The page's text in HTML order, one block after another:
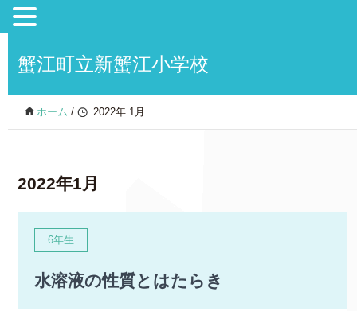
蟹江町立新蟹江小学校
ホーム / 2022年 1月
2022年1月
6年生
水溶液の性質とはたらき